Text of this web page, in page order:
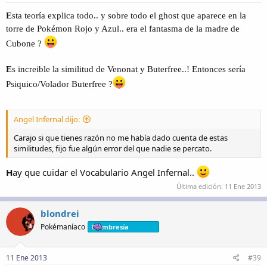
Esta teoría explica todo.. y sobre todo el ghost que aparece en la
torre de Pokémon Rojo y Azul.. era el fantasma de la madre de
Cubone ?
Es increible la similitud de Venonat y Buterfree..! Entonces sería
Psiquico/Volador Buterfree ?
Angel Infernal dijo:
Carajo si que tienes razón no me había dado cuenta de estas
similitudes, fijo fue algún error del que nadie se percato.
Hay que cuidar el Vocabulario Angel Infernal..
Última edición: 11 Ene 2013
blondrei
Pokémaníaco Membresía
11 Ene 2013 #39